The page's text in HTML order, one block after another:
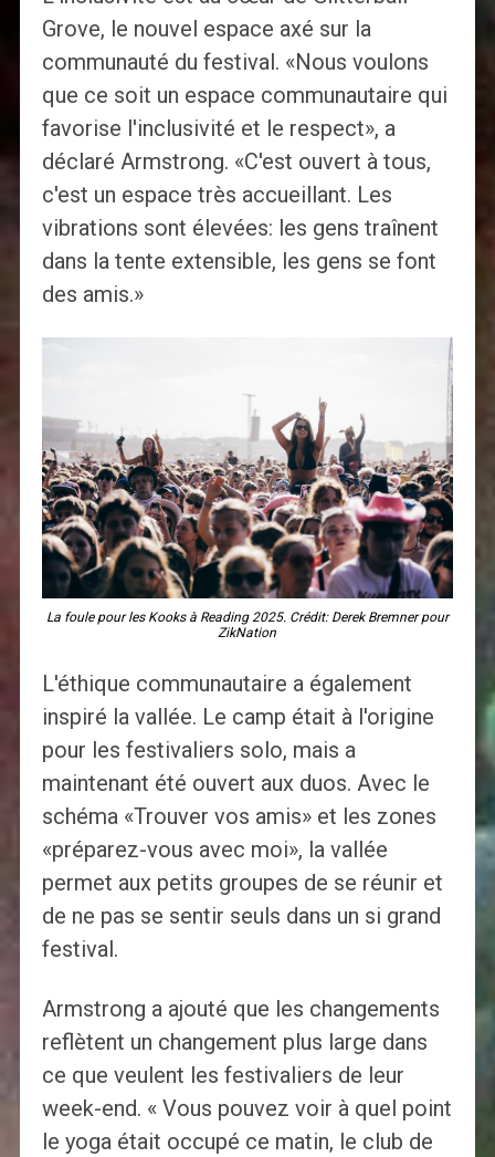
Grove, le nouvel espace axé sur la
communauté du festival. «Nous voulons
que ce soit un espace communautaire qui
favorise l'inclusivité et le respect», a
déclaré Armstrong. «C'est ouvert à tous,
c'est un espace très accueillant. Les
vibrations sont élevées: les gens traînent
dans la tente extensible, les gens se font
des amis.»
La foule pour les Kooks à Reading 2025. Crédit: Derek Bremner pour
ZikNation
L'éthique communautaire a également
inspiré la vallée. Le camp était à l'origine
pour les festivaliers solo, mais a
maintenant été ouvert aux duos. Avec le
schéma «Trouver vos amis» et les zones
«préparez-vous avec moi», la vallée
permet aux petits groupes de se réunir et
de ne pas se sentir seuls dans un si grand
festival.
Armstrong a ajouté que les changements
reflètent un changement plus large dans
ce que veulent les festivaliers de leur
week-end. « Vous pouvez voir à quel point
le yoga était occupé ce matin, le club de